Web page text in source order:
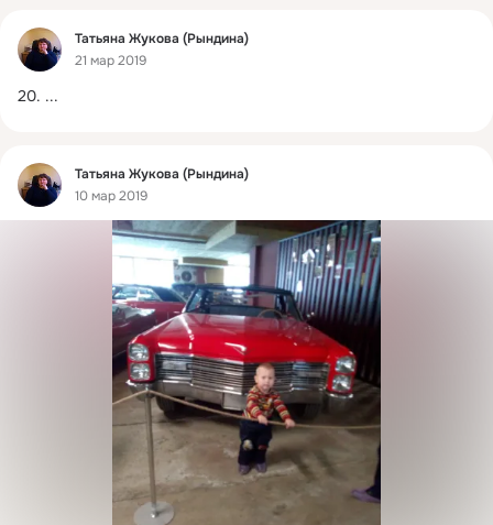
Фид
Татьяна Жукова (Рындина)
21 мар 2019
20. ...
Фид
Татьяна Жукова (Рындина)
10 мар 2019